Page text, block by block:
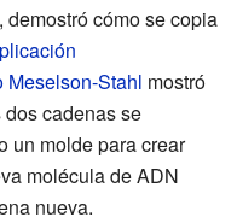
cómo se copia
Meselson-Stahl mostró
cadenas se
un molde para crear
molécula de ADN
nueva.